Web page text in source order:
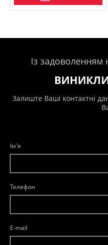
Із
Залиште Ваші контактні
Ім'я
Телефон
E-mail